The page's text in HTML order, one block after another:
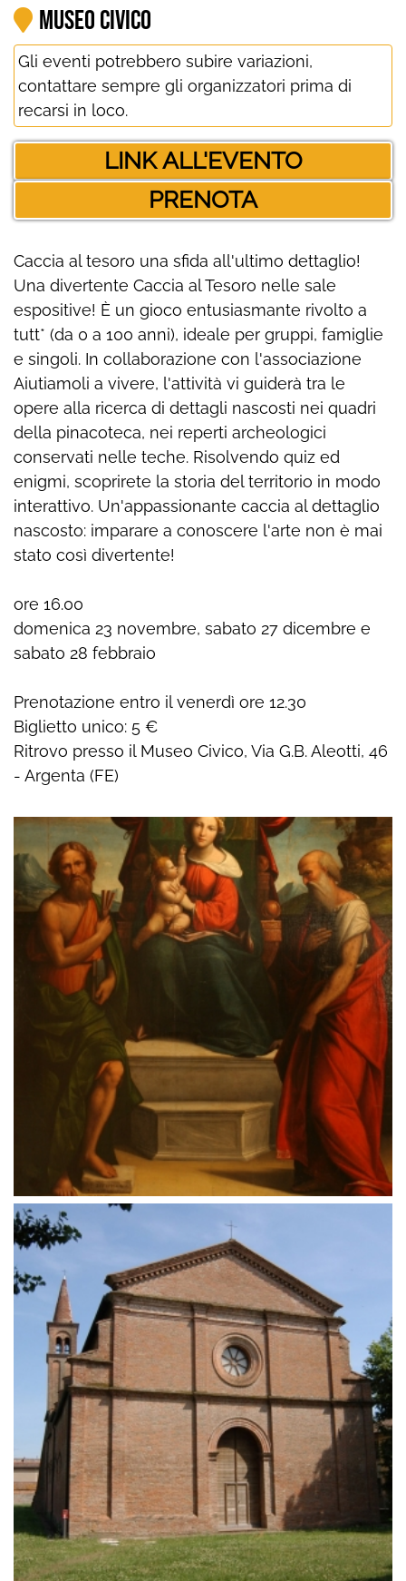
Museo Civico
Gli eventi potrebbero subire variazioni,
contattare sempre gli organizzatori prima di
recarsi in loco.
LINK ALL'EVENTO
PRENOTA
Caccia al tesoro una sfida all'ultimo dettaglio!
Una divertente Caccia al Tesoro nelle sale
espositive! È un gioco entusiasmante rivolto a
tutt* (da 0 a 100 anni), ideale per gruppi, famiglie
e singoli. In collaborazione con l'associazione
Aiutiamoli a vivere, l'attività vi guiderà tra le
opere alla ricerca di dettagli nascosti nei quadri
della pinacoteca, nei reperti archeologici
conservati nelle teche. Risolvendo quiz ed
enigmi, scoprirete la storia del territorio in modo
interattivo. Un'appassionante caccia al dettaglio
nascosto: imparare a conoscere l'arte non è mai
stato così divertente!
ore 16.00
domenica 23 novembre, sabato 27 dicembre e
sabato 28 febbraio
Prenotazione entro il venerdì ore 12.30
Biglietto unico: 5 €
Ritrovo presso il Museo Civico, Via G.B. Aleotti, 46
- Argenta (FE)